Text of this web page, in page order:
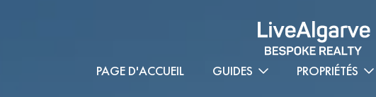
PAGE D'ACCUEIL GUIDES PROPRIÉTÉS